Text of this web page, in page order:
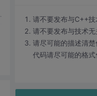
请不要发布与C++
请不要发布与技术
请尽可能的描述清
代码请尽可能的格式